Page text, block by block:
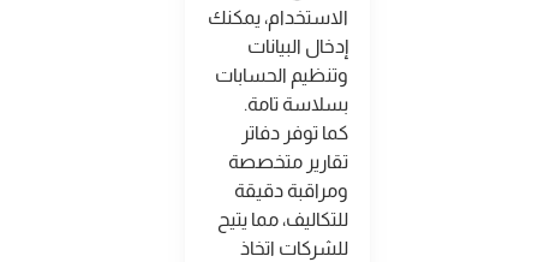
الاستخدام، يمكنك
إدخال البيانات
وتنظيم الحسابات
بسلاسة تامة.
كما توفر دفاتر
تقارير متخصصة
ومراقبة دقيقة
للتكاليف، مما يتيح
للشركات اتخاذ